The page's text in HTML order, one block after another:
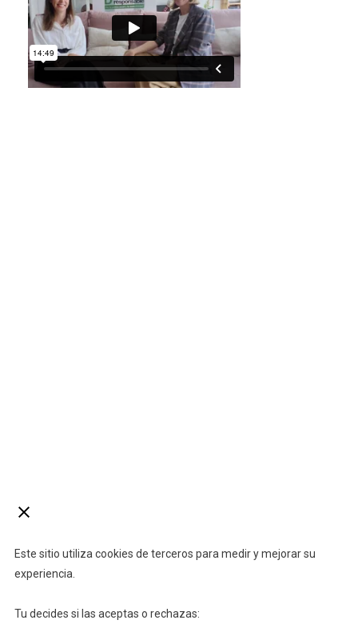
Este sitio utiliza cookies de terceros para medir y mejorar su
experiencia.
Tu decides si las aceptas o rechazas: